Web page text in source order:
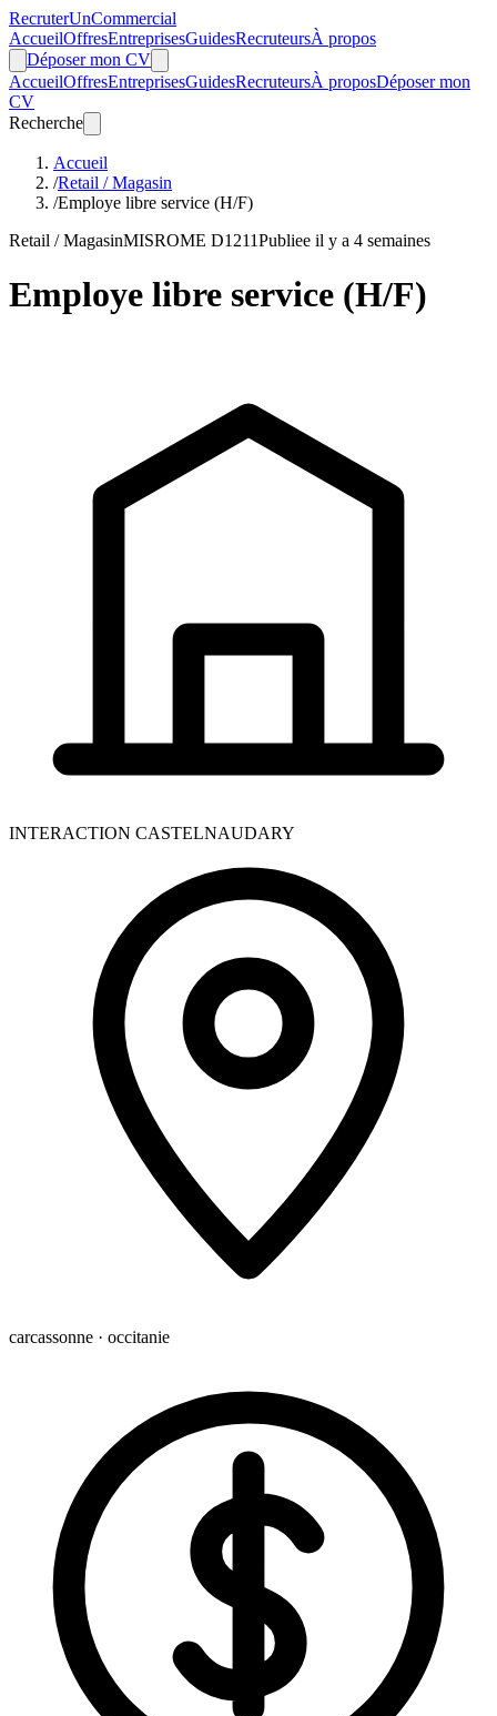
RecruterUnCommercial
AccueilOffresEntreprisesGuidesRecruteursÀ propos
Déposer mon CV
AccueilOffresEntreprisesGuidesRecruteursÀ proposDéposer mon
CV
Recherche
Accueil
/Retail / Magasin
/Employe libre service (H/F)
Retail / MagasinMISROME D1211Publiee il y a 4 semaines
Employe libre service (H/F)
INTERACTION CASTELNAUDARY
carcassonne · occitanie